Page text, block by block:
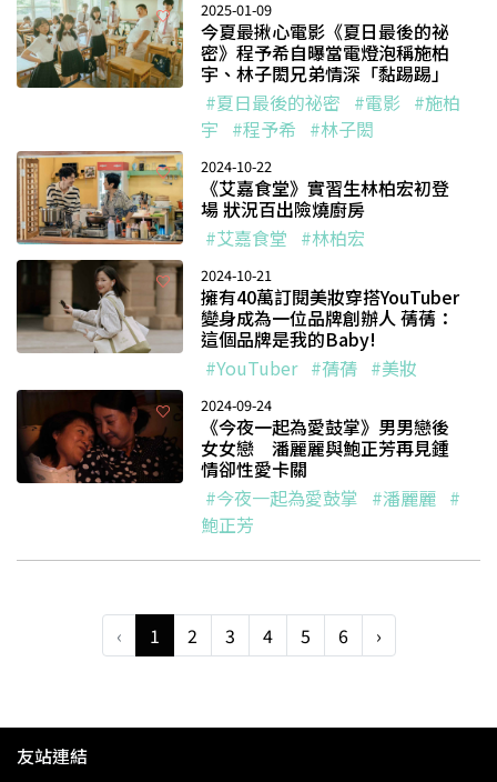
2025-01-09
今夏最揪心電影《夏日最後的祕
密》程予希自曝當電燈泡稱施柏
宇、林子閎兄弟情深「黏踢踢」
#夏日最後的祕密 #電影 #施柏
宇 #程予希 #林子閎
2024-10-22
《艾嘉食堂》實習生林柏宏初登
場 狀況百出險燒廚房
#艾嘉食堂 #林柏宏
2024-10-21
擁有40萬訂閱美妝穿搭YouTuber
變身成為一位品牌創辦人 蒨蒨：
這個品牌是我的Baby!
#YouTuber #蒨蒨 #美妝
2024-09-24
《今夜一起為愛鼓掌》男男戀後
女女戀 潘麗麗與鮑正芳再見鍾
情卻性愛卡關
#今夜一起為愛鼓掌 #潘麗麗 #
鮑正芳
‹ 1 2 3 4 5 6 ›
友站連結